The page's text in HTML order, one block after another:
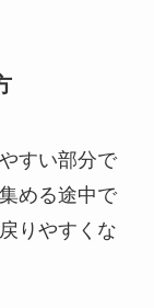
すい部分で
める途中で
りやすくな